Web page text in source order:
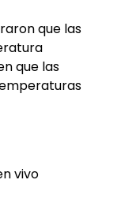
que las
que las
vivo